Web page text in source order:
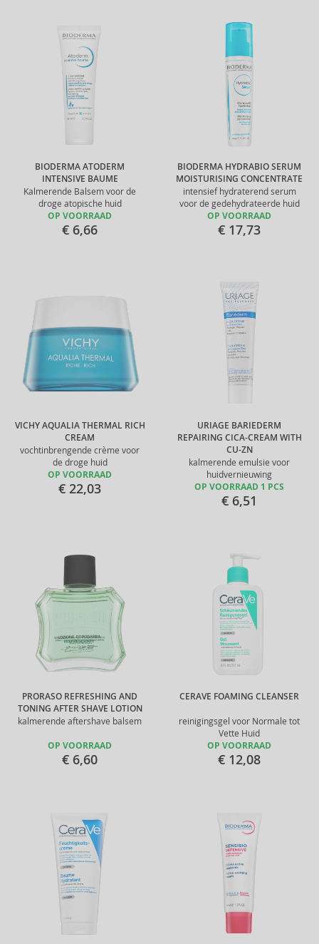
BIODERMA ATODERM
INTENSIVE BAUME
Kalmerende Balsem voor de
droge atopische huid
OP VOORRAAD
€ 6,66
BIODERMA HYDRABIO SERUM
MOISTURISING CONCENTRATE
intensief hydraterend serum
voor de gedehydrateerde huid
OP VOORRAAD
€ 17,73
VICHY AQUALIA THERMAL RICH
CREAM
vochtinbrengende crème voor
de droge huid
OP VOORRAAD
€ 22,03
URIAGE BARIEDERM
REPAIRING CICA-CREAM WITH
CU-ZN
kalmerende emulsie voor
huidvernieuwing
OP VOORRAAD 1 PCS
€ 6,51
PRORASO REFRESHING AND
TONING AFTER SHAVE LOTION
kalmerende aftershave balsem
OP VOORRAAD
€ 6,60
CERAVE FOAMING CLEANSER
reinigingsgel voor Normale tot
Vette Huid
OP VOORRAAD
€ 12,08